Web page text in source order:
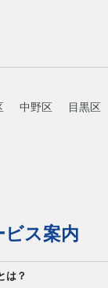
中野区 目黒区
ビス案内
は？